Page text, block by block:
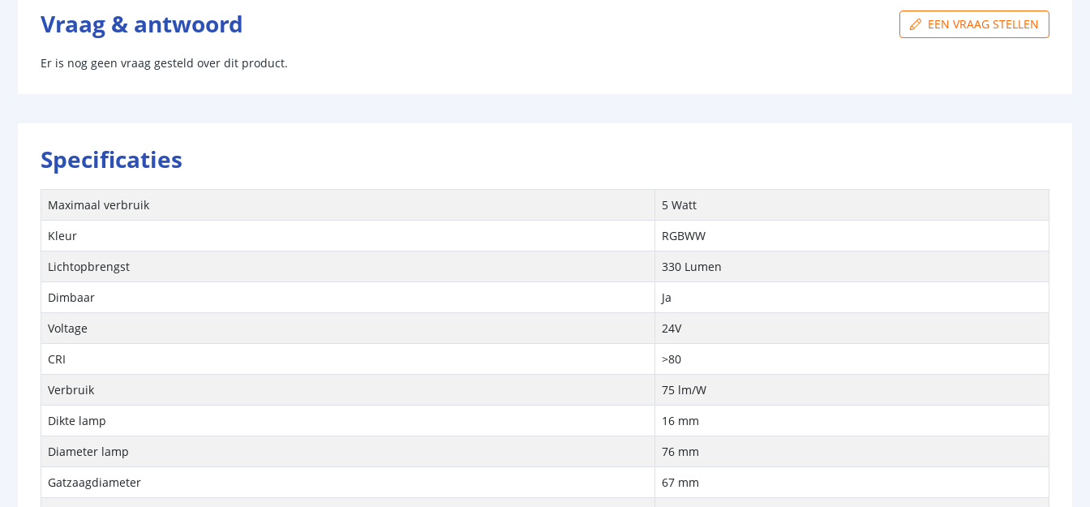
Vraag & antwoord EEN VRAAG STELLEN
Er is nog geen vraag gesteld over dit product.
Specificaties
Maximaal verbruik
5 Watt
Kleur
RGBWW
Lichtopbrengst
330 Lumen
Dimbaar
Ja
Voltage
24V
CRI
>80
Verbruik
75 lm/W
Dikte lamp
16 mm
Diameter lamp
76 mm
Gatzaagdiameter
67 mm